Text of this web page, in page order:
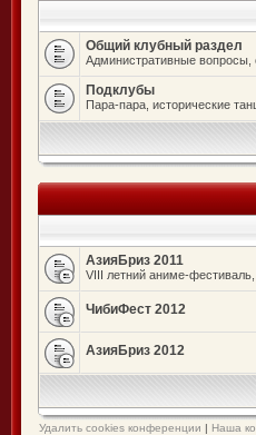
Общий клубный раздел
Административные вопросы,
Подклубы
Пара-пара, исторические
АзияБриз 2011
VIII летний аниме-фестиваль,
ЧибиФест 2012
АзияБриз 2012
Удалить cookies конференции | Наша